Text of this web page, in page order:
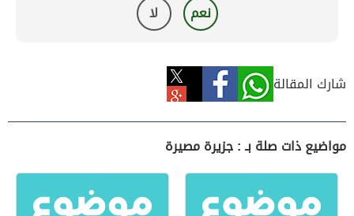
نعم لا
شارك المقالة
مواضيع ذات صلة بـ : جزيرة مصيرة